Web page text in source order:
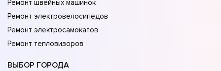
Ремонт швейных машинок
Ремонт электровелосипедов
Ремонт электросамокатов
Ремонт тепловизоров
ВЫБОР ГОРОДА